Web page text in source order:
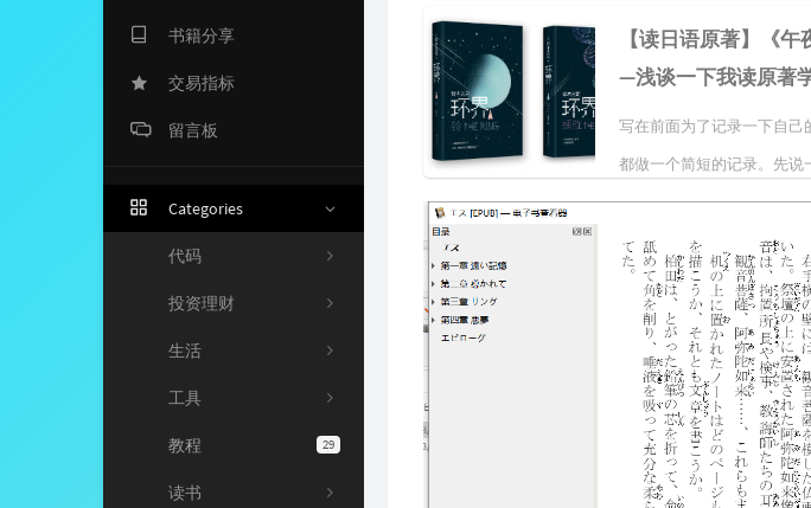
书籍分享
交易指标
留言板
Categories
代码
投资理财
生活
工具
29
教程
读书
【读日语原著】《
—浅谈一下我读原著
写在前面为了记录一下自己
都做一个简短的记录。先说